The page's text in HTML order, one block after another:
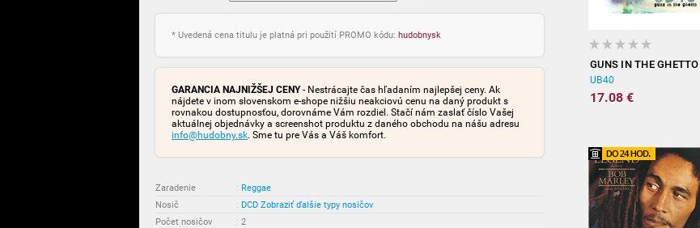
* Uvedená cena titulu je platná pri použití PROMO kódu: hudobnysk
GARANCIA NAJNIŽŠEJ CENY- Nestrácajte čas hľadaním najlepšej ceny. Ak
nájdete v inom slovenskom e-shope nižšiu neakciovú cenu na daný produkt s
rovnakou dostupnosťou, dorovnáme Vám rozdiel. Stačí nám zaslať číslo Vašej
aktuálnej objednávky a screenshot produktu z daného obchodu na nášu adresu
info@hudobny.sk. Sme tu pre Vás a Váš komfort.
Zaradenie : Reggae
Nosič
: DCD Zobraziť ďalšie typy nosičov
Počet nosičov
: 2
GUNS IN THE GHETTO
UB40
17.08 €